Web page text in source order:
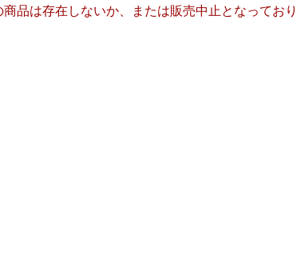
商品は存在しないか、または販売中止となっており